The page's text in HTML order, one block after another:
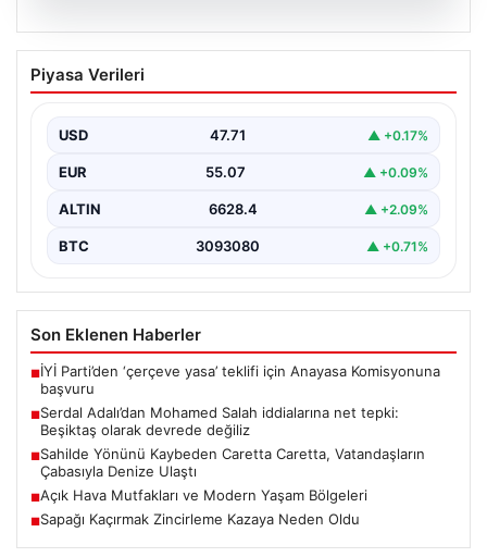
05.08.2026
Serdal Adalı’dan Mohamed Salah
iddialarına net tepki: Beşiktaş olarak
Beşiktaş Kulübü Başkanı Serdal Adalı, Mohamed
yer alan…
Piyasa Verileri
USD 47.71 ▲ +0.17%
EUR 55.07 ▲ +0.09%
ALTIN 6628.4 ▲ +2.09%
BTC 3093080 ▲ +0.71%
Son Eklenen Haberler
■İYİ Parti’den ‘çerçeve yasa’ teklifi için Anayasa Komisyonuna
başvuru
■Serdal Adalı’dan Mohamed Salah iddialarına net tepki:
Beşiktaş olarak devrede değiliz
■Sahilde Yönünü Kaybeden Caretta Caretta, Vatandaşların
Çabasıyla Denize Ulaştı
■Açık Hava Mutfakları ve Modern Yaşam Bölgeleri
■Sapağı Kaçırmak Zincirleme Kazaya Neden Oldu